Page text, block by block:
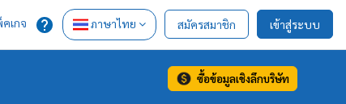
เกจ ภาษาไทย สมัครสมาชิก เข้าสู่ระบบ
ซื้อข้อมูลเชิงลึกบริษัท